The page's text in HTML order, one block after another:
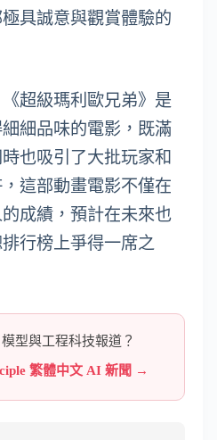
具誠意與觀賞體驗的
超級瑪利歐兄弟》是
細品味的電影，既滿
也吸引了大批玩家和
這部動畫電影不僅在
成績，預計在未來也
行榜上爭得一席之
型與工程科技報道？
繁體中文 AI 新聞 →